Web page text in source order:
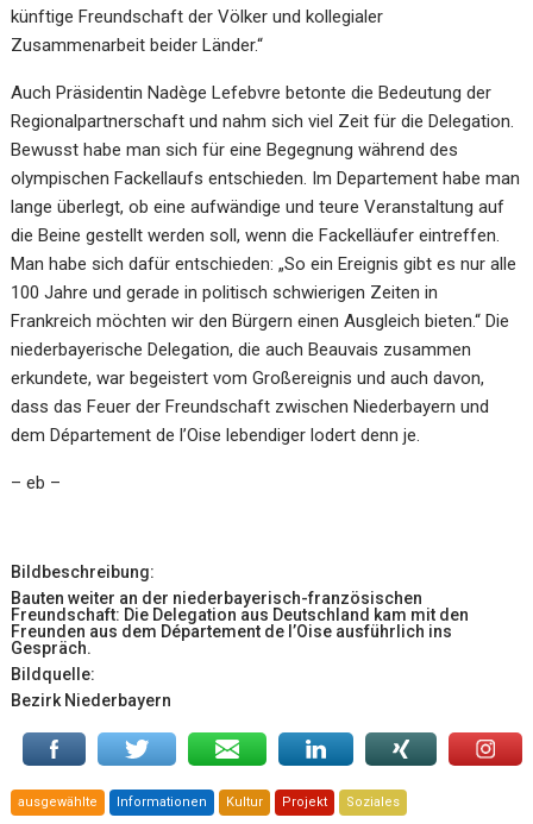
künftige Freundschaft der Völker und kollegialer
Zusammenarbeit beider Länder.“
Auch Präsidentin Nadège Lefebvre betonte die Bedeutung der
Regionalpartnerschaft und nahm sich viel Zeit für die Delegation.
Bewusst habe man sich für eine Begegnung während des
olympischen Fackellaufs entschieden. Im Departement habe man
lange überlegt, ob eine aufwändige und teure Veranstaltung auf
die Beine gestellt werden soll, wenn die Fackelläufer eintreffen.
Man habe sich dafür entschieden: „So ein Ereignis gibt es nur alle
100 Jahre und gerade in politisch schwierigen Zeiten in
Frankreich möchten wir den Bürgern einen Ausgleich bieten.“ Die
niederbayerische Delegation, die auch Beauvais zusammen
erkundete, war begeistert vom Großereignis und auch davon,
dass das Feuer der Freundschaft zwischen Niederbayern und
dem Département de l’Oise lebendiger lodert denn je.
– eb –
Bildbeschreibung:
Bauten weiter an der niederbayerisch-französischen
Freundschaft: Die Delegation aus Deutschland kam mit den
Freunden aus dem Département de l’Oise ausführlich ins
Gespräch.
Bildquelle:
Bezirk Niederbayern
ausgewählte Informationen Kultur Projekt Soziales